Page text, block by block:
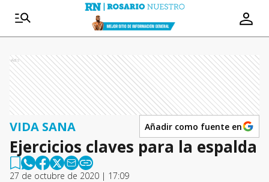
Ads
VIDA SANA Añadir como fuente en
Ejercicios claves para la espalda
27 de octubre de 2020 | 17:09